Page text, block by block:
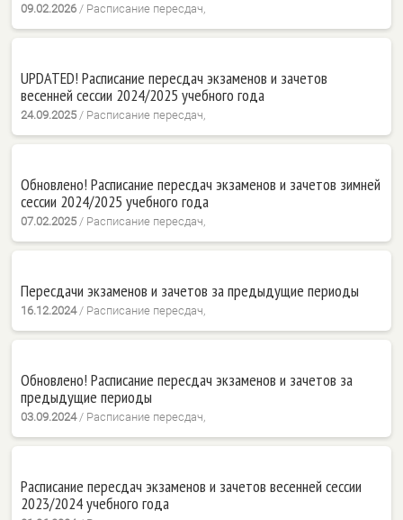
09.02.2026 / Расписание пересдач,
UPDATED! Расписание пересдач экзаменов и зачетов
весенней сессии 2024/2025 учебного года
24.09.2025 / Расписание пересдач,
Обновлено! Расписание пересдач экзаменов и зачетов зимней
сессии 2024/2025 учебного года
07.02.2025 / Расписание пересдач,
Пересдачи экзаменов и зачетов за предыдущие периоды
16.12.2024/ Расписание пересдач,
Обновлено! Расписание пересдач экзаменов и зачетов за
предыдущие периоды
03.09.2024/ Расписание пересдач,
Расписание пересдач экзаменов и зачетов весенней сессии
2023/2024 учебного года